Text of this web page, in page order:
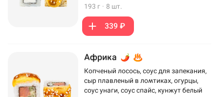
193 г · 8 шт.
339 ₽
Африка
Копченый лосось, соус для запекания,
сыр плавленый в ломтиках, огурцы,
соус унаги, соус спайс, кунжут белый